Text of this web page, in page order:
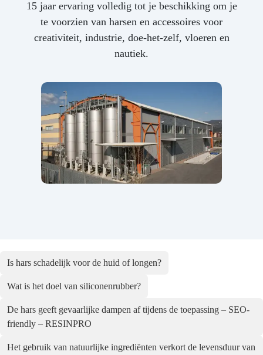
15 jaar ervaring volledig tot je beschikking om je
te voorzien van harsen en accessoires voor
creativiteit, industrie, doe-het-zelf, vloeren en
nautiek.
Is hars schadelijk voor de huid of longen?
Wat is het doel van siliconenrubber?
De hars geeft gevaarlijke dampen af tijdens de toepassing – SEO-
friendly – RESINPRO
Het gebruik van natuurlijke ingrediënten verkort de levensduur van